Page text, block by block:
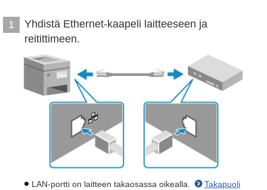
1
Yhdistä Ethernet-kaapeli laitteeseen ja
reitittimeen.
LAN-portti on laitteen takaosassa oikealla.
Takapuoli